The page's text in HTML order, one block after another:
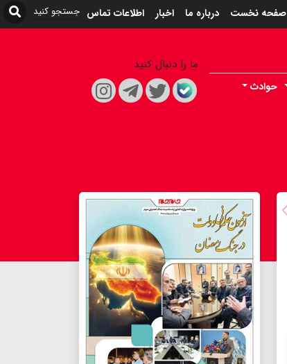
صفحه نخست درباره ما اخبار اطلاعات تماس
حوادث
ما را دنبال کنید